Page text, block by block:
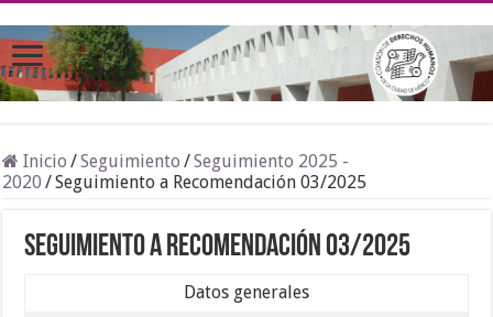
Inicio /Seguimiento /Seguimiento 2025 -
2020 /Seguimiento a Recomendación 03/2025
Seguimiento a Recomendación 03/2025
Datos generales